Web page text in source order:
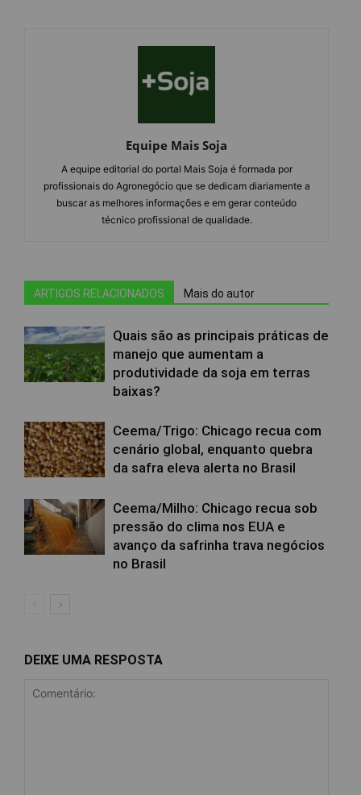
Equipe Mais Soja
A equipe editorial do portal Mais Soja é formada por
profissionais do Agronegócio que se dedicam diariamente a
buscar as melhores informações e em gerar conteúdo
técnico profissional de qualidade.
ARTIGOS RELACIONADOS Mais do autor
Quais são as principais práticas de
manejo que aumentam a
produtividade da soja em terras
baixas?
Ceema/Trigo: Chicago recua com
cenário global, enquanto quebra
da safra eleva alerta no Brasil
Ceema/Milho: Chicago recua sob
pressão do clima nos EUA e
avanço da safrinha trava negócios
no Brasil
DEIXE UMA RESPOSTA